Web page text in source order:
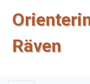
Räven